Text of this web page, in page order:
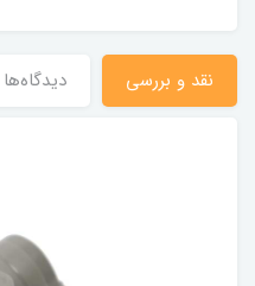
نقد و بررسی دیدگاه‌ها